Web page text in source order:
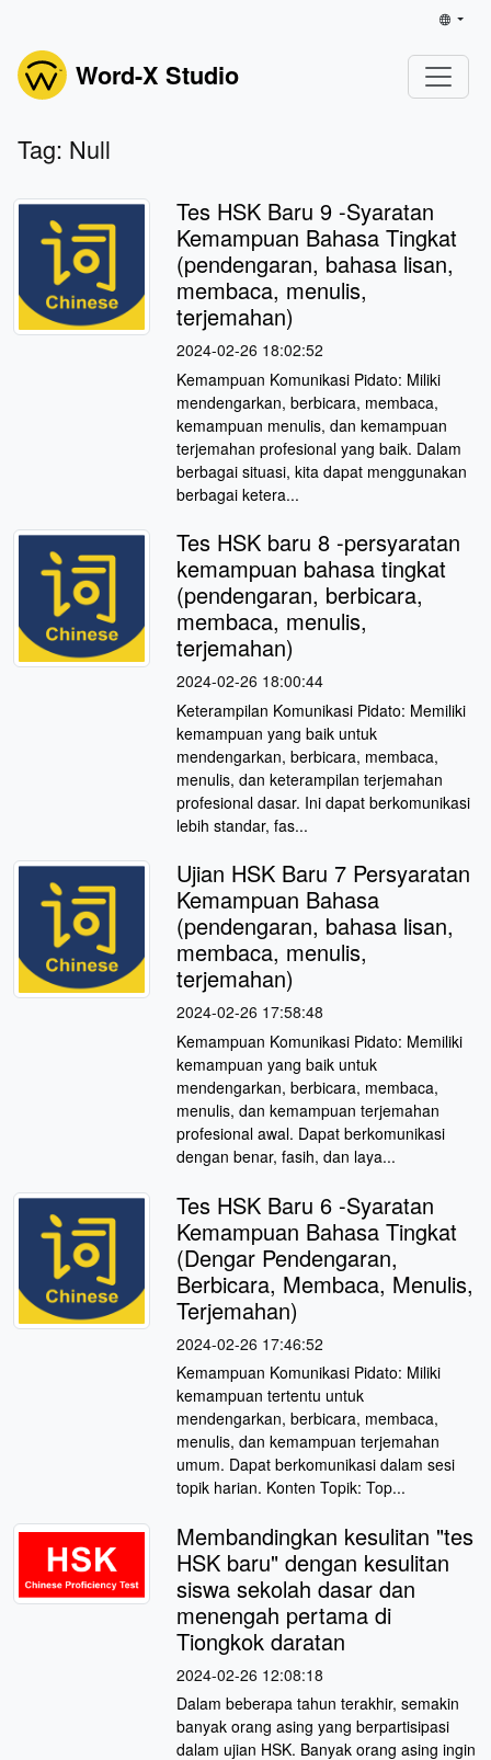
Word-X Studio
Tag: Null
Tes HSK Baru 9 -Syaratan
Kemampuan Bahasa Tingkat
(pendengaran, bahasa lisan,
membaca, menulis,
terjemahan)
2024-02-26 18:02:52
Kemampuan Komunikasi Pidato: Miliki
mendengarkan, berbicara, membaca,
kemampuan menulis, dan kemampuan
terjemahan profesional yang baik. Dalam
berbagai situasi, kita dapat menggunakan
berbagai ketera...
Tes HSK baru 8 -persyaratan
kemampuan bahasa tingkat
(pendengaran, berbicara,
membaca, menulis,
terjemahan)
2024-02-26 18:00:44
Keterampilan Komunikasi Pidato: Memiliki
kemampuan yang baik untuk
mendengarkan, berbicara, membaca,
menulis, dan keterampilan terjemahan
profesional dasar. Ini dapat berkomunikasi
lebih standar, fas...
Ujian HSK Baru 7 Persyaratan
Kemampuan Bahasa
(pendengaran, bahasa lisan,
membaca, menulis,
terjemahan)
2024-02-26 17:58:48
Kemampuan Komunikasi Pidato: Memiliki
kemampuan yang baik untuk
mendengarkan, berbicara, membaca,
menulis, dan kemampuan terjemahan
profesional awal. Dapat berkomunikasi
dengan benar, fasih, dan laya...
Tes HSK Baru 6 -Syaratan
Kemampuan Bahasa Tingkat
(Dengar Pendengaran,
Berbicara, Membaca, Menulis,
Terjemahan)
2024-02-26 17:46:52
Kemampuan Komunikasi Pidato: Miliki
kemampuan tertentu untuk
mendengarkan, berbicara, membaca,
menulis, dan kemampuan terjemahan
umum. Dapat berkomunikasi dalam sesi
topik harian. Konten Topik: Top...
Membandingkan kesulitan "tes
HSK baru" dengan kesulitan
siswa sekolah dasar dan
menengah pertama di
Tiongkok daratan
2024-02-26 12:08:18
Dalam beberapa tahun terakhir, semakin
banyak orang asing yang berpartisipasi
dalam ujian HSK. Banyak orang asing ingin